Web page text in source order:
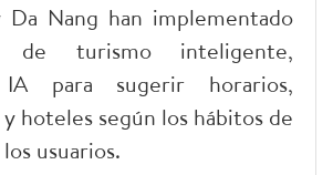
Nang han implementado
de turismo inteligente,
IA para sugerir horarios,
hoteles según los hábitos de
usuarios.